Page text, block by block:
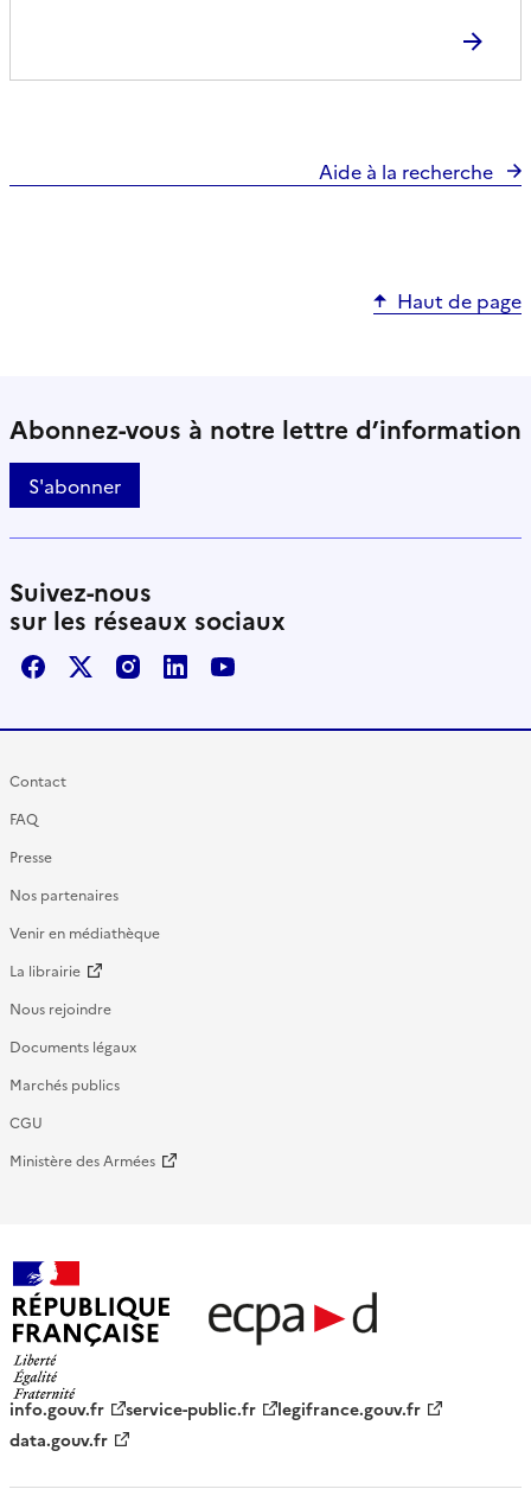
Aide à la recherche
Haut de page
Abonnez-vous à notre lettre d’information
S'abonner
Suivez-nous
sur les réseaux sociaux
FacebookX / TwitterInstagram
LinkedInYoutube
Contact
FAQ
Presse
Nos partenaires
Venir en médiathèque
La librairie
Nous rejoindre
Documents légaux
Marchés publics
CGU
Ministère des Armées
française - ECPAD
info.gouv.fr service-public.fr
legifrance.gouv.fr
data.gouv.fr